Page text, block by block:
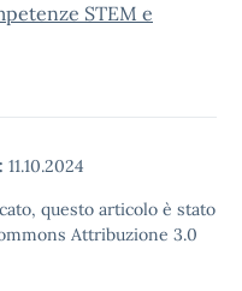
STEM e
11.10.2024
questo articolo è stato
Attribuzione 3.0